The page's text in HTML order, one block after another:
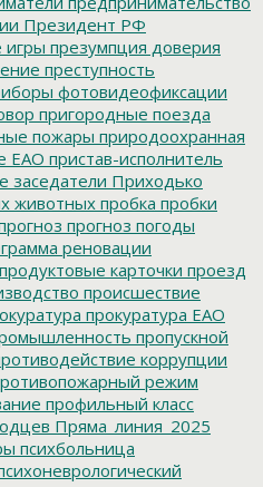
Президент РФ
игры презумпция доверия
преступность
фотовидеофиксации
пригородные поезда
пожары природоохранная
ЕАО пристав-исполнитель
заседатели Приходько
животных пробка пробки
прогноз погоды
реновации
продуктовые карточки проезд
происшествие
прокуратура ЕАО
пропускной
коррупции
режим
профильный класс
Пряма_линия_2025
психбольница